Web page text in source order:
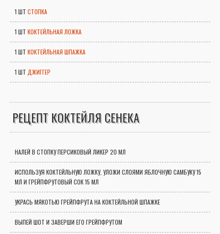
1 ШТ СТОПКА
1 ШТ КОКТЕЙЛЬНАЯ ЛОЖКА
1 ШТ КОКТЕЙЛЬНАЯ ШПАЖКА
1 ШТ ДЖИГГЕР
РЕЦЕПТ КОКТЕЙЛЯ СЕНЕКА
НАЛЕЙ В СТОПКУ ПЕРСИКОВЫЙ ЛИКЕР 20 МЛ
ИСПОЛЬЗУЯ КОКТЕЙЛЬНУЮ ЛОЖКУ, УЛОЖИ СЛОЯМИ ЯБЛОЧНУЮ САМБУКУ 15
МЛ И ГРЕЙПФРУТОВЫЙ СОК 15 МЛ
УКРАСЬ МЯКОТЬЮ ГРЕЙПФРУТА НА КОКТЕЙЛЬНОЙ ШПАЖКЕ
ВЫПЕЙ ШОТ И ЗАВЕРШИ ЕГО ГРЕЙПФРУТОМ